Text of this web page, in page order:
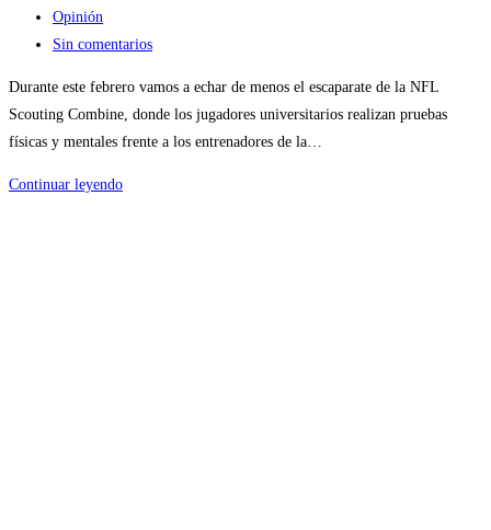
Opinión
Sin comentarios
Durante este febrero vamos a echar de menos el escaparate de la NFL
Scouting Combine, donde los jugadores universitarios realizan pruebas
físicas y mentales frente a los entrenadores de la…
Continuar leyendo